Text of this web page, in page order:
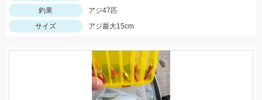
釣果
アジ47匹
サイズ
アジ最大15cm